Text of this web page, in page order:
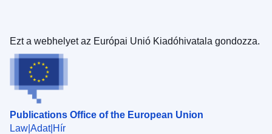
Publications Office of the European Union
Law Adat Hír
Ezt a webhelyet az Európai Unió Kiadóhivatala gondozza.